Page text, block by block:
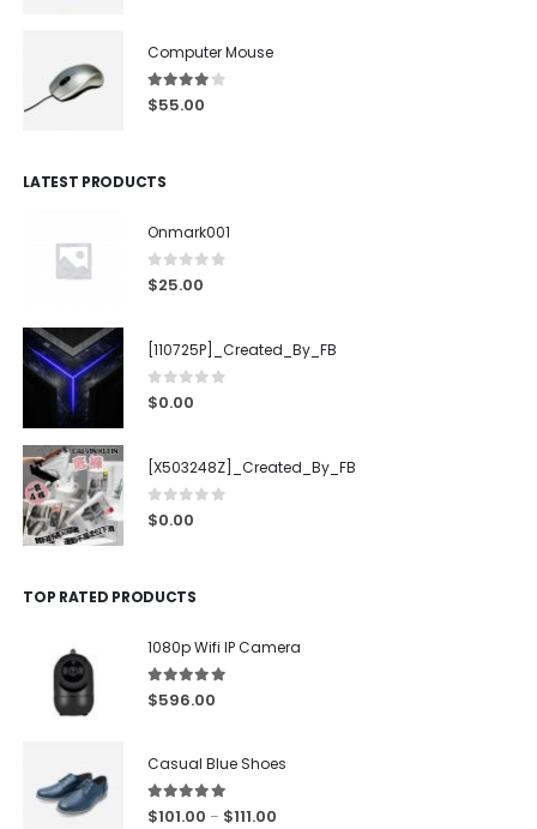
Computer Mouse
4.00out of 5
$55.00
LATEST PRODUCTS
Onmark001
0out of 5
$25.00
[110725P]_Created_By_FB
0out of 5
$0.00
[X503248Z]_Created_By_FB
0 out of 5
$0.00
TOP RATED PRODUCTS
1080p Wifi IP Camera
5.00out of 5
$596.00
Casual Blue Shoes
5.00 out of 5
$101.00 – $111.00